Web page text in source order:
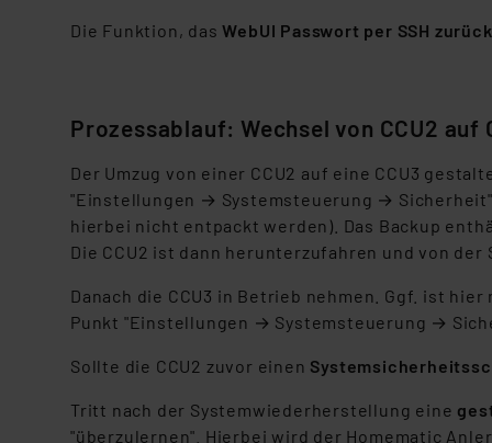
Die Funktion, dasWebUI Passwort per SSH
Prozessablauf: Wechsel von CCU2 auf
Der Umzug von einer CCU2 auf eine CCU3
"Einstellungen → Systemsteuerung → Sicherheit"
hierbei nicht entpackt werden). Das Backup
Die CCU2 ist dann herunterzufahren und von der
Danach die CCU3 in Betrieb nehmen. Ggf. ist
Punkt "Einstellungen → Systemsteuerung →
Sollte die CCU2 zuvor einen
Tritt nach der Systemwiederherstellung eine
"überzulernen". Hierbei wird der Homematic